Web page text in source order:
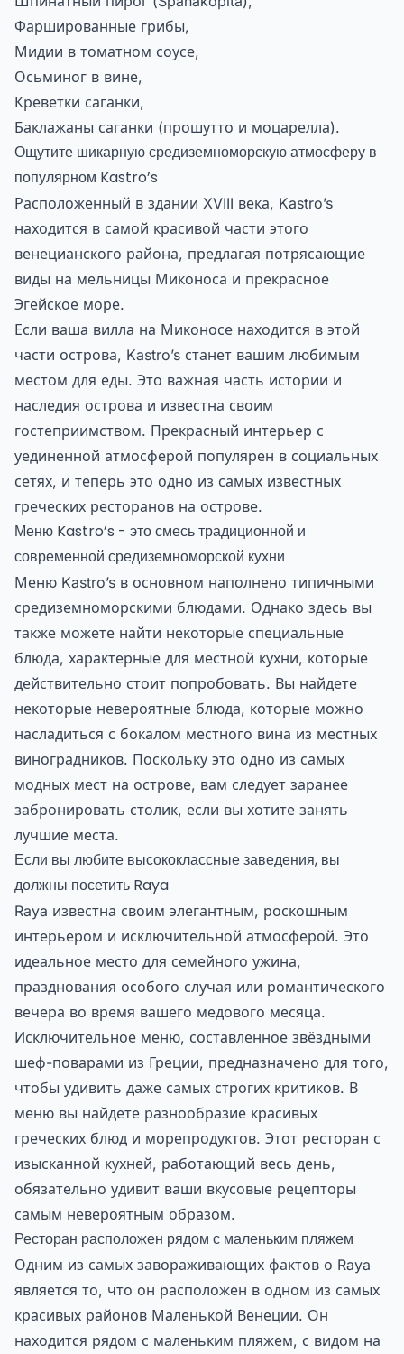
Фаршированные грибы,
Мидии в томатном соусе,
Осьминог в вине,
Креветки саганки,
Баклажаны саганки (прошутто и моцарелла).
Ощутите шикарную средиземноморскую атмосферу в
популярном Kastro’s
Расположенный в здании XVIII века, Kastro’s
находится в самой красивой части этого
венецианского района, предлагая потрясающие
виды на мельницы Миконоса и прекрасное
Эгейское море.
Если ваша вилла на Миконосе находится в этой
части острова, Kastro’s станет вашим любимым
местом для еды. Это важная часть истории и
наследия острова и известна своим
гостеприимством. Прекрасный интерьер с
уединенной атмосферой популярен в социальных
сетях, и теперь это одно из самых известных
греческих ресторанов на острове.
Меню Kastro’s - это смесь традиционной и
современной средиземноморской кухни
Меню Kastro’s в основном наполнено типичными
средиземноморскими блюдами. Однако здесь вы
также можете найти некоторые специальные
блюда, характерные для местной кухни, которые
действительно стоит попробовать. Вы найдете
некоторые невероятные блюда, которые можно
насладиться с бокалом местного вина из местных
виноградников. Поскольку это одно из самых
модных мест на острове, вам следует заранее
забронировать столик, если вы хотите занять
лучшие места.
Если вы любите высококлассные заведения, вы
должны посетить Raya
Raya известна своим элегантным, роскошным
интерьером и исключительной атмосферой. Это
идеальное место для семейного ужина,
празднования особого случая или романтического
вечера во время вашего медового месяца.
Исключительное меню, составленное звёздными
шеф-поварами из Греции, предназначено для того,
чтобы удивить даже самых строгих критиков. В
меню вы найдете разнообразие красивых
греческих блюд и морепродуктов. Этот ресторан с
изысканной кухней, работающий весь день,
обязательно удивит ваши вкусовые рецепторы
самым невероятным образом.
Ресторан расположен рядом с маленьким пляжем
Одним из самых завораживающих фактов о Raya
является то, что он расположен в одном из самых
красивых районов Маленькой Венеции. Он
находится рядом с маленьким пляжем, с видом на